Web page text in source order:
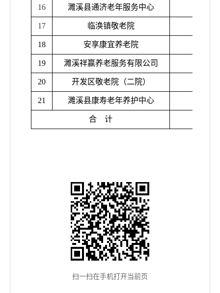
16 濉溪县通济老年服务中心
17 临涣镇敬老院
18 安享康宜养老院
19 濉溪祥赢养老服务有限公司
20 开发区敬老院（二院）
21 濉溪县康寿老年养护中心
合 计
扫一扫在手机打开当前页